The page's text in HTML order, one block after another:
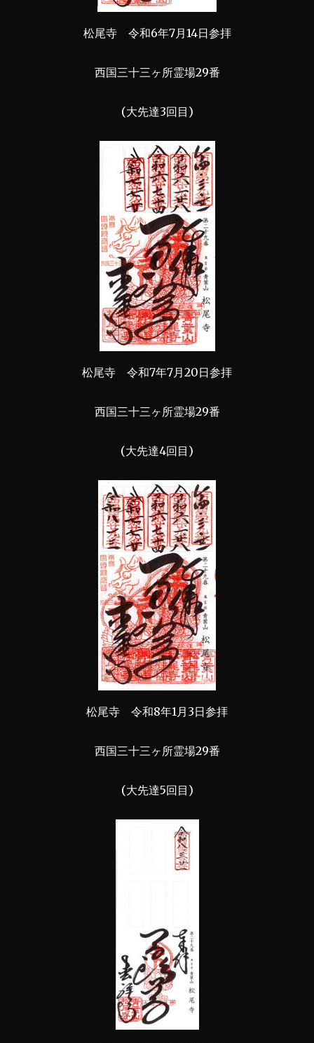
松尾寺 令和6年7月14日参拝
西国三十三ヶ所霊場29番
(大先達3回目)
松尾寺 令和7年7月20日参拝
西国三十三ヶ所霊場29番
(大先達4回目)
松尾寺 令和8年1月3日参拝
西国三十三ヶ所霊場29番
(大先達5回目)